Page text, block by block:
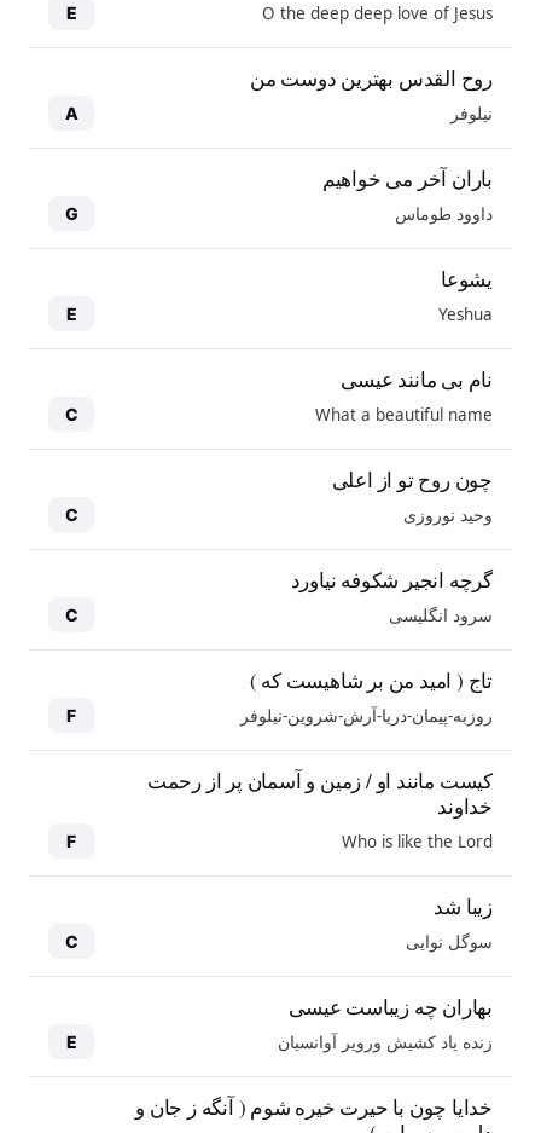
O the deep deep love of Jesus
E
روح القدس بهترین دوست من
نیلوفر A
باران آخر می خواهیم
داوود طوماس G
یشوعا
Yeshua
E
نام بی مانند عیسی
What a beautiful name
C
چون روح تو از اعلی
وحید نوروزی C
گرچه انجیر شکوفه نیاورد
سرود انگلیسی C
تاج ( امید من بر شاهیست که )
روزبه-پیمان-دریا-آرش-شروین-نیلوفر F
کیست مانند او / زمین و آسمان پر از رحمت
خداوند
Who is like the Lord
F
زیبا شد
سوگل نوایی C
بهاران چه زیباست عیسی
زنده یاد کشیش ورویر آوانسیان E
خدایا چون با حیرت خیره شوم ( آنگه ز جان و